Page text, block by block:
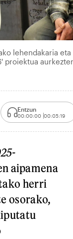
lehendakaria eta
proiektua
Entzun
00:00:00 00:05:19
aipamena
herri
osorako,